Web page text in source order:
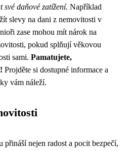
daňové zatížení. Například
slevy na dani z nemovitosti v
zase mohou mít nárok na
pokud splňují věkovou
sami. Pamatujete,
Projděte si dostupné informace a
vám náleží.
přináší nejen radost a pocit bezpečí,